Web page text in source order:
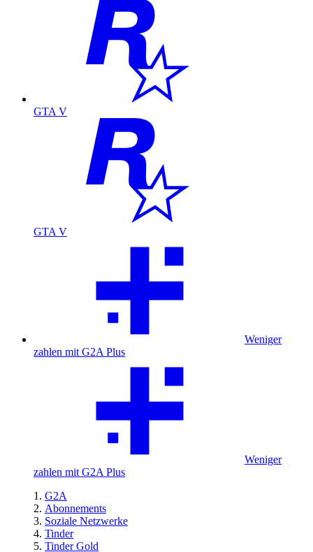
GTA V
GTA V
Weniger
zahlen mit G2A Plus
Weniger
zahlen mit G2A Plus
G2A
Abonnements
Soziale Netzwerke
Tinder
Tinder Gold